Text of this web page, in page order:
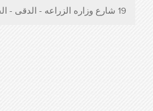
19 شارع وزاره الزراعه - الدقى - الجيزة - مصر